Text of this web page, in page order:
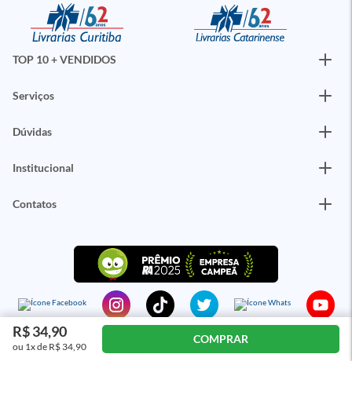
TOP 10 + VENDIDOS
Serviços
Dúvidas
Institucional
Contatos
R$ 34,90
ou 1x de R$ 34,90
COMPRAR